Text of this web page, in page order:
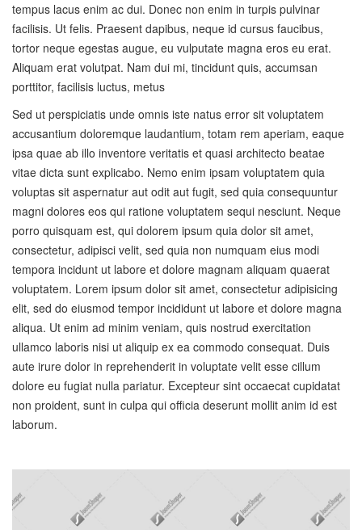
tempus lacus enim ac dui. Donec non enim in turpis pulvinar
facilisis. Ut felis. Praesent dapibus, neque id cursus faucibus,
tortor neque egestas augue, eu vulputate magna eros eu erat.
Aliquam erat volutpat. Nam dui mi, tincidunt quis, accumsan
porttitor, facilisis luctus, metus
Sed ut perspiciatis unde omnis iste natus error sit voluptatem
accusantium doloremque laudantium, totam rem aperiam, eaque
ipsa quae ab illo inventore veritatis et quasi architecto beatae
vitae dicta sunt explicabo. Nemo enim ipsam voluptatem quia
voluptas sit aspernatur aut odit aut fugit, sed quia consequuntur
magni dolores eos qui ratione voluptatem sequi nesciunt. Neque
porro quisquam est, qui dolorem ipsum quia dolor sit amet,
consectetur, adipisci velit, sed quia non numquam eius modi
tempora incidunt ut labore et dolore magnam aliquam quaerat
voluptatem. Lorem ipsum dolor sit amet, consectetur adipisicing
elit, sed do eiusmod tempor incididunt ut labore et dolore magna
aliqua. Ut enim ad minim veniam, quis nostrud exercitation
ullamco laboris nisi ut aliquip ex ea commodo consequat. Duis
aute irure dolor in reprehenderit in voluptate velit esse cillum
dolore eu fugiat nulla pariatur. Excepteur sint occaecat cupidatat
non proident, sunt in culpa qui officia deserunt mollit anim id est
laborum.